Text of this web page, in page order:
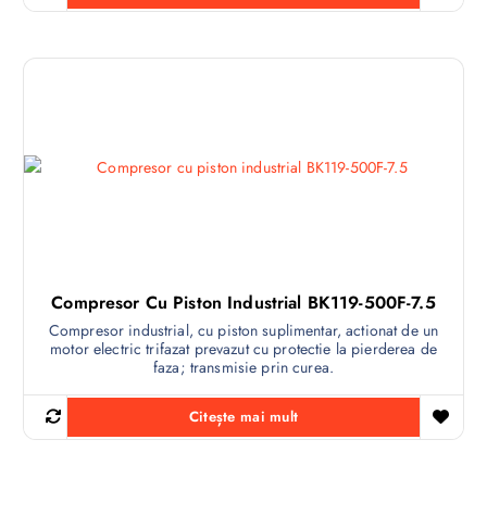
Compresor Cu Piston Industrial BK119-500F-7.5
Compresor industrial, cu piston suplimentar, actionat de un
motor electric trifazat prevazut cu protectie la pierderea de
faza; transmisie prin curea.
Citește mai mult